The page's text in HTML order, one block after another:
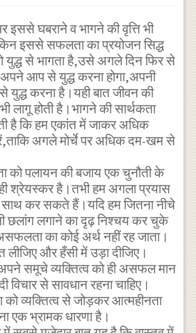
घबराने व भागने की वृत्ति भी
इससे सफलता का प्रयोजन सिद्ध
युद्ध से भागता है,उसे अगले दिन फिर से
आप से युद्ध करना होगा,अपनी
युद्ध करना है।यही बात जीवन की
होती है।भागने की सार्थकता
है कि हम एकांत में जाकर अधिक
अगले मोर्चे पर अधिक दम-खम से
पलायन की बजाय एक चुनौती के
श्रेयस्कर है।तभी हम अगला प्रयास
कर सकते हैं।यदि हम जितना नीचे
छलांग लगाने का दृढ़ निश्चय कर चुके
का कोई अर्थ नहीं रह जाता।
लीजिए और हँसी में उड़ा दीजिए।
समूचे व्यक्तित्व को ही असफल मान
विचार से सावधान रहना चाहिए।
व्यक्तित्व से जोड़कर आत्महीनता
एक भ्रामक धारणा है।